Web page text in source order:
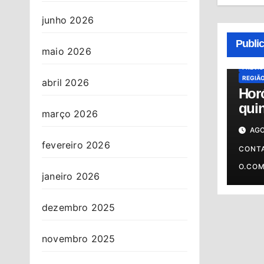
junho 2026
maio 2026
abril 2026
março 2026
fevereiro 2026
janeiro 2026
dezembro 2025
novembro 2025
06/
o
O.COM